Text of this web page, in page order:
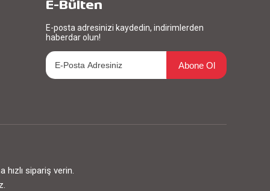
E-Bülten
E-posta adresinizi kaydedin, indirimlerden
haberdar olun!
Abone Ol
sipariş verin.